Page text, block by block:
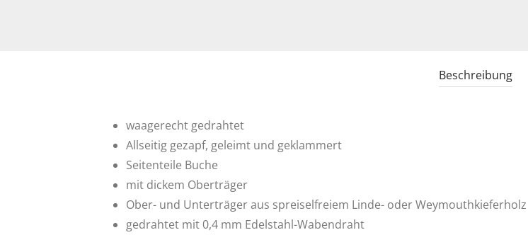
Beschreibung
waagerecht gedrahtet
Allseitig gezapf, geleimt und geklammert
Seitenteile Buche
mit dickem Oberträger
Ober- und Unterträger aus spreiselfreiem Linde- oder Weymouthkieferholz
gedrahtet mit 0,4 mm Edelstahl-Wabendraht